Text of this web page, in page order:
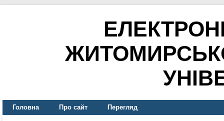
Головна Про сайт Перегляд